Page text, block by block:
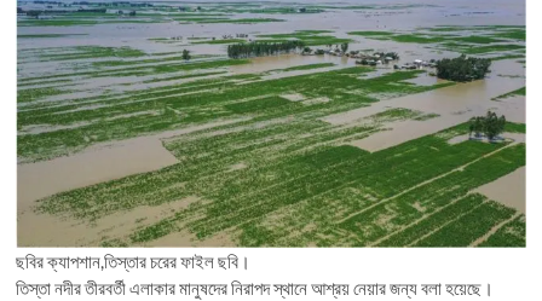
ছবির ক্যাপশান,তিস্তার চরের ফাইল ছবি।
তিস্তা নদীর তীরবর্তী এলাকার মানুষদের নিরাপদ স্থানে আশ্রয় নেয়ার জন্য বলা হয়েছে।